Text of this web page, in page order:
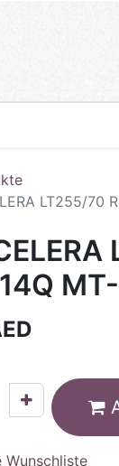
LT255/70
Wunschliste